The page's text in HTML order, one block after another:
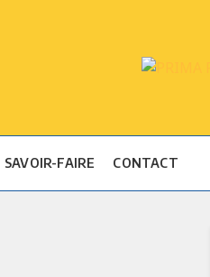
SAVOIR-FAIRE CONTACT